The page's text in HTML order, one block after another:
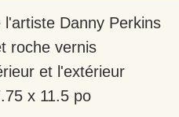
Danny Perkins
roche vernis
et l'extérieur
x 11.5 po